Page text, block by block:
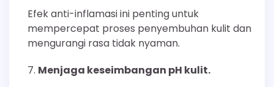
Efek anti-inflamasi ini penting untuk
mempercepat proses penyembuhan kulit dan
mengurangi rasa tidak nyaman.
Menjaga keseimbangan pH kulit.